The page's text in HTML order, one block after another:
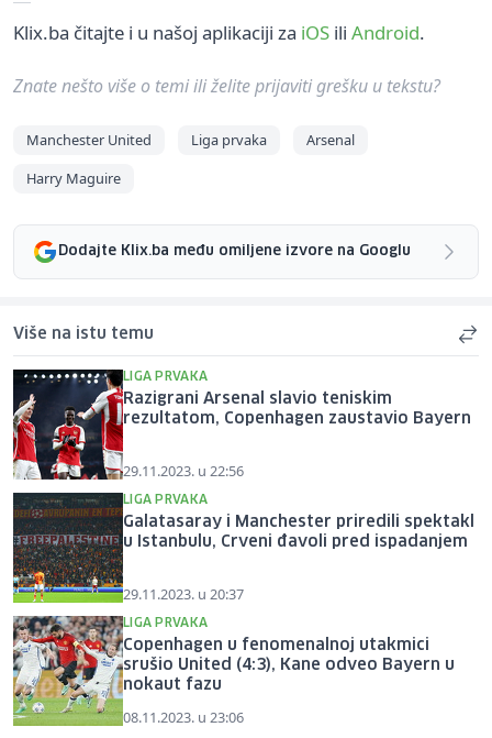
Klix.ba čitajte i u našoj aplikaciji za iOS ili Android.
Znate nešto više o temi ili želite prijaviti grešku u tekstu?
Manchester United Liga prvaka
Arsenal
Harry Maguire
Dodajte Klix.ba među omiljene izvore na Googlu
Više na istu temu
LIGA PRVAKA
Razigrani Arsenal slavio teniskim
rezultatom, Copenhagen zaustavio Bayern
29.11.2023. u 22:56
LIGA PRVAKA
Galatasaray i Manchester priredili spektakl
u Istanbulu, Crveni đavoli pred ispadanjem
29.11.2023. u 20:37
LIGA PRVAKA
Copenhagen u fenomenalnoj utakmici
srušio United (4:3), Kane odveo Bayern u
nokaut fazu
08.11.2023. u 23:06